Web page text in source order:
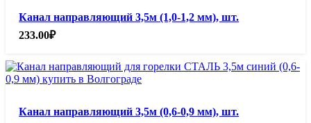
Канал направляющий 3,5м (1,0-1,2 мм), шт.
233.00₽
Канал направляющий 3,5м (0,6-0,9 мм), шт.